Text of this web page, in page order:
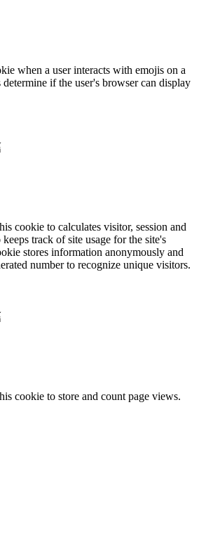
when a user interacts with emojis on a
determine if the user's browser can display
cookie to calculates visitor, session and
track of site usage for the site's
stores information anonymously and
number to recognize unique visitors.
cookie to store and count page views.